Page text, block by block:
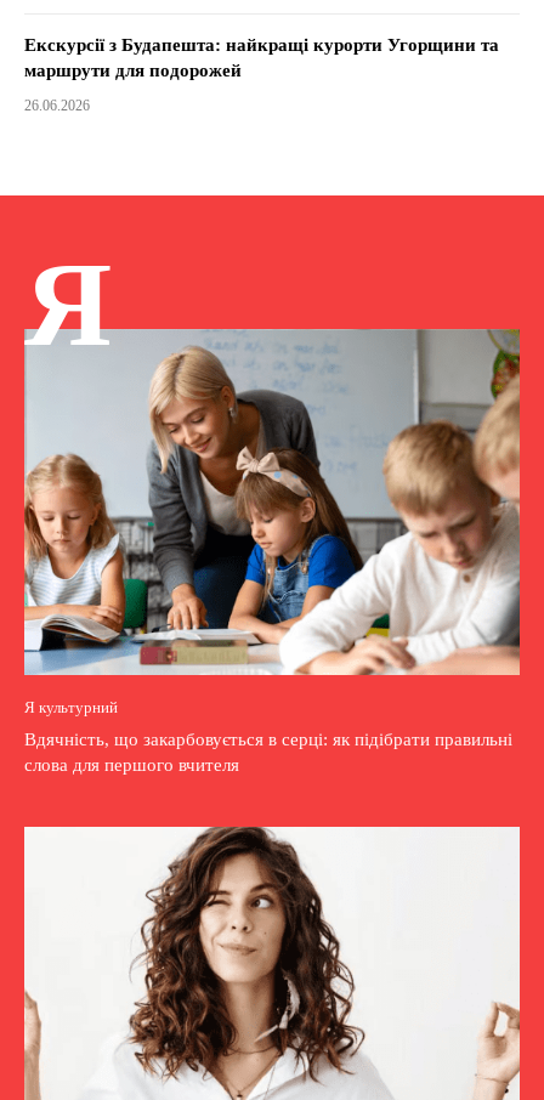
Екскурсії з Будапешта: найкращі курорти Угорщини та
маршрути для подорожей
26.06.2026
Я
Я культурний
Вдячність, що закарбовується в серці: як підібрати правильні
слова для першого вчителя